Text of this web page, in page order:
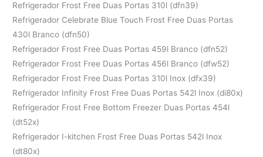
Refrigerador Frost Free Duas Portas 310l (dfn39)
Refrigerador Celebrate Blue Touch Frost Free Duas Portas
430l Branco (dfn50)
Refrigerador Frost Free Duas Portas 459l Branco (dfn52)
Refrigerador Frost Free Duas Portas 456l Branco (dfw52)
Refrigerador Frost Free Duas Portas 310l Inox (dfx39)
Refrigerador Infinity Frost Free Duas Portas 542l Inox (di80x)
Refrigerador Frost Free Bottom Freezer Duas Portas 454l
(dt52x)
Refrigerador I-kitchen Frost Free Duas Portas 542l Inox
(dt80x)